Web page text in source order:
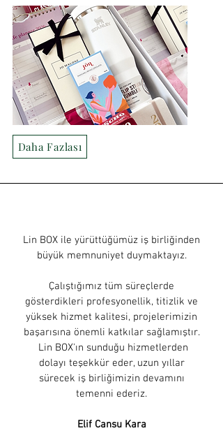
Daha Fazlası
Lin BOX ile yürüttüğümüz iş birliğinden
büyük memnuniyet duymaktayız.
Çalıştığımız tüm süreçlerde
gösterdikleri profesyonellik, titizlik ve
yüksek hizmet kalitesi, projelerimizin
başarısına önemli katkılar sağlamıştır.
Lin BOX'ın sunduğu hizmetlerden
dolayı teşekkür eder, uzun yıllar
sürecek iş birliğimizin devamını
temenni ederiz.
Elif Cansu Kara